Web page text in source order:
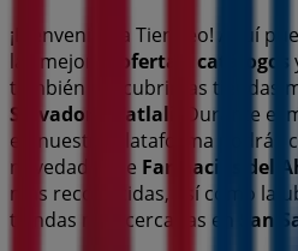
¡Bienvenido a Tiendeo! Aquí
las mejores
ofertas catálogos
también descubrir las tiendas
Salvador Tizatlali
. Durante el
en nuestra plataforma podrás
novedades de Farmacias del
más reconocidas, así como la
tiendas más cercanas en
San